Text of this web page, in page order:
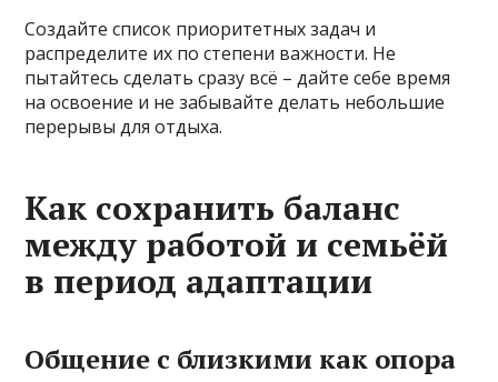
Создайте список приоритетных задач и
распределите их по степени важности. Не
пытайтесь сделать сразу всё – дайте себе время
на освоение и не забывайте делать небольшие
перерывы для отдыха.
Как сохранить баланс
между работой и семьёй
в период адаптации
Общение с близкими как опора